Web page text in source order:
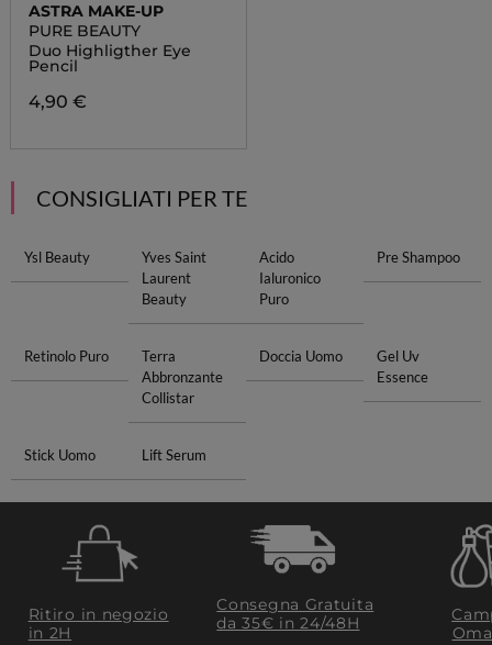
ASTRA MAKE-UP
PURE BEAUTY
Duo Highligther Eye
Pencil
4,90 €
CONSIGLIATI PER TE
Ysl Beauty
Yves Saint
Laurent
Beauty
Acido
Ialuronico
Puro
Pre Shampoo
Retinolo Puro
Terra
Abbronzante
Collistar
Doccia Uomo
Gel Uv
Essence
Stick Uomo Lift Serum
Ritiro in negozio
in 2H
Consegna Gratuita
da 35€​ in 24/48H